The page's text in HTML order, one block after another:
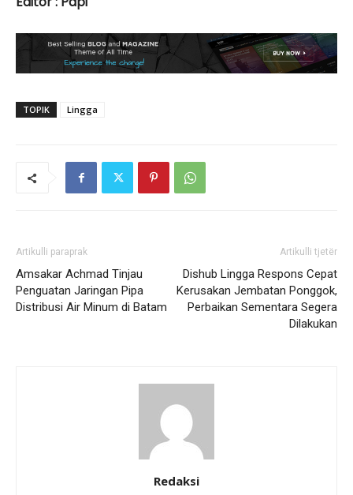
TOPIK Lingga
Artikulli paraprak
Amsakar Achmad Tinjau
Penguatan Jaringan Pipa
Distribusi Air Minum di Batam
Artikulli tjetër
Dishub Lingga Respons Cepat
Kerusakan Jembatan Ponggok,
Perbaikan Sementara Segera
Dilakukan
Redaksi